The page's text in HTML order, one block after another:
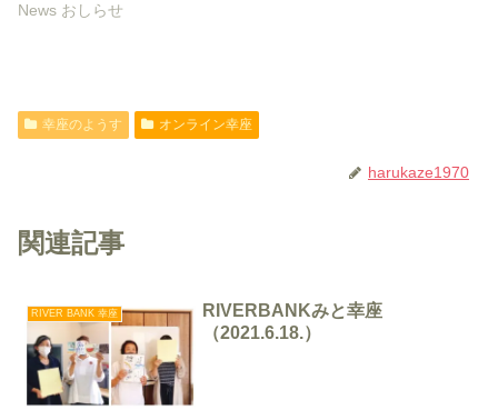
News おしらせ
幸座のようす オンライン幸座
harukaze1970
関連記事
RIVER BANK 幸座
RIVERBANKみと幸座
（2021.6.18.）